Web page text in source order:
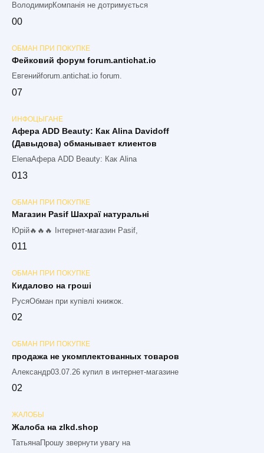
ВолодимирКомпанія не дотримується
00
ОБМАН ПРИ ПОКУПКЕ
Фейковий форум forum.antichat.io
Евгенийforum.antichat.io forum.
07
ИНФОЦЫГАНЕ
Афера ADD Beauty: Как Alina Davidoff
(Давыдова) обманывает клиентов
ElenaАфера ADD Beauty: Как Alina
013
ОБМАН ПРИ ПОКУПКЕ
Магазин Pasif Шахраї натуральні
Юрій🔥🔥🔥 Інтернет-магазин Pasif,
011
ОБМАН ПРИ ПОКУПКЕ
Кидалово на гроші
РусяОбман при купівлі книжок.
02
ОБМАН ПРИ ПОКУПКЕ
продажа не укомплектованных товаров
Александр03.07.26 купил в интернет-магазине
02
ЖАЛОБЫ
Жалоба на zlkd.shop
ТатьянаПрошу звернути увагу на